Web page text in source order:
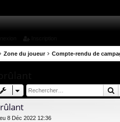
Zone du joueur Compte-rendu de
8 Déc 2022 12:36